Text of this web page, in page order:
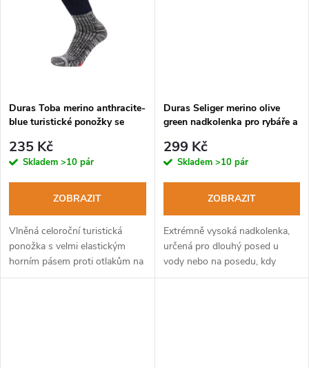
Duras Toba merino anthracite-
blue turistické ponožky se
235 Kč
Skladem >10 pár
ZOBRAZIT
Vlněná celoroční turistická
ponožka s velmi elastickým
horním pásem proti otlakům na
lýtku.
Duras Seliger merino olive
green nadkolenka pro rybáře a
299 Kč
Skladem >10 pár
ZOBRAZIT
Extrémně vysoká nadkolenka,
určená pro dlouhý posed u
vody nebo na posedu, kdy
chladem trpí kolena.